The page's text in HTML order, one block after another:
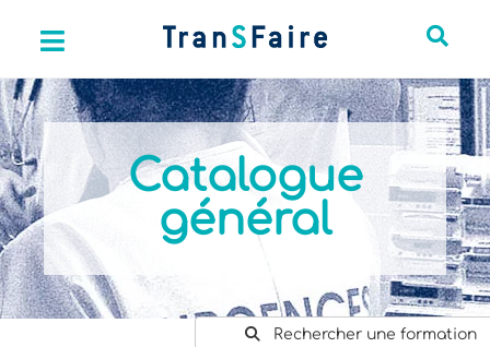
Catalogue
général
Rechercher une formation